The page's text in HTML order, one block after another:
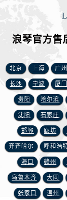
浪琴官方售
北京 上海 广州
长沙 宁波 厦门
贵阳 哈尔滨
沈阳 石家庄
邯郸 廊坊
齐齐哈尔 呼和浩
海口 赣州
乌鲁木齐 大同
张家口 温州